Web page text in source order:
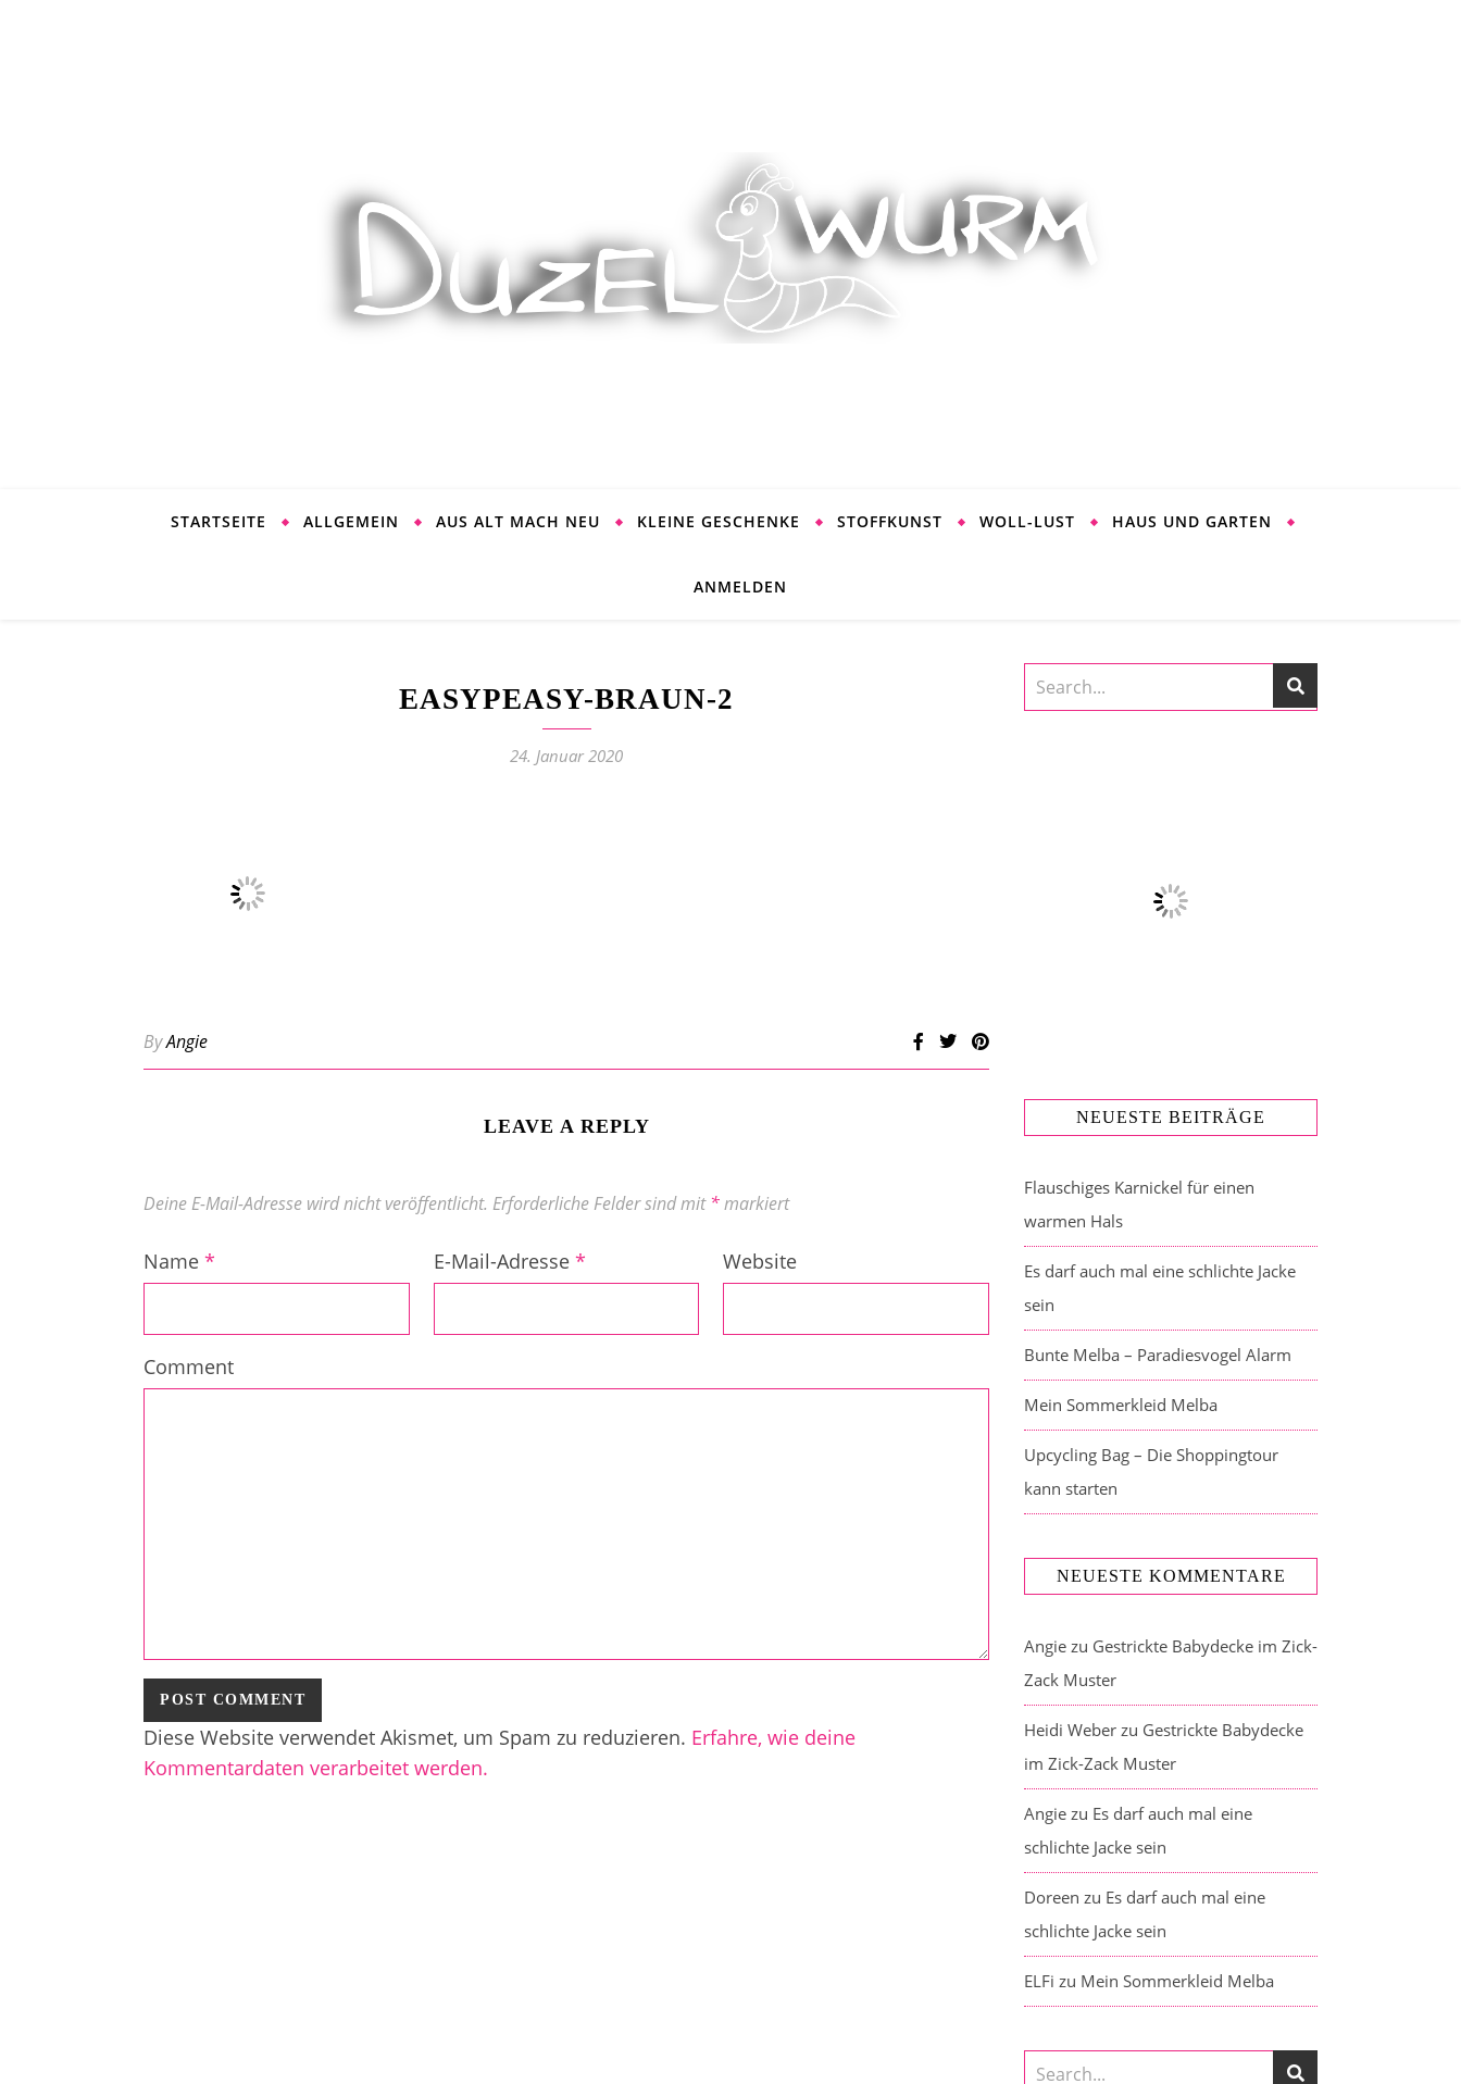
STARTSEITE ALLGEMEIN AUS ALT MACH NEU KLEINE GESCHENKE STOFFKUNST WOLL-LUST HAUS UND GARTEN
ANMELDEN
EASYPEASY-BRAUN-2
24. Januar 2020
ByAngie
LEAVE A REPLY
Deine E-Mail-Adresse wird nicht veröffentlicht. Erforderliche Felder sind mit*markiert
Name * E-Mail-Adresse * Website
Comment
Diese Website verwendet Akismet, um Spam zu reduzieren. Erfahre, wie deine
Kommentardaten verarbeitet werden.
NEUESTE BEITRÄGE
Flauschiges Karnickel für einen
warmen Hals
Es darf auch mal eine schlichte Jacke
sein
Bunte Melba – Paradiesvogel Alarm
Mein Sommerkleid Melba
Upcycling Bag – Die Shoppingtour
kann starten
NEUESTE KOMMENTARE
Angie zu Gestrickte Babydecke im Zick-
Zack Muster
Heidi Weber zu Gestrickte Babydecke
im Zick-Zack Muster
Angie zu Es darf auch mal eine
schlichte Jacke sein
Doreen zu Es darf auch mal eine
schlichte Jacke sein
ELFi zu Mein Sommerkleid Melba